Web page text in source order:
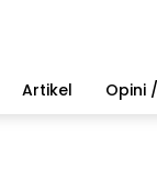
Artikel Opini